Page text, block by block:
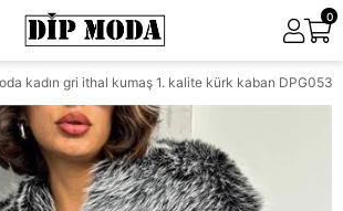
0
kadın gri ithal kumaş 1. kalite kürk kaban DPG053